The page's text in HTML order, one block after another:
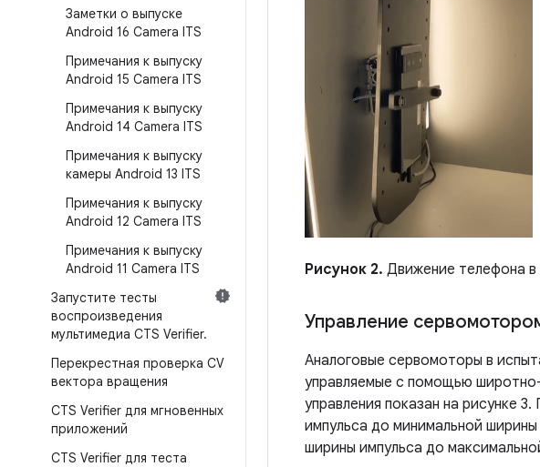
Заметки о выпуске
Android 16 Camera ITS
Примечания к выпуску
Android 15 Camera ITS
Примечания к выпуску
Android 14 Camera ITS
Примечания к выпуску
камеры Android 13 ITS
Примечания к выпуску
Android 12 Camera ITS
Примечания к выпуску
Android 11 Camera ITS
Запустите тесты
воспроизведения
мультимедиа CTS Verifier.
Перекрестная проверка CV
вектора вращения
CTS Verifier для мгновенных
приложений
CTS Verifier для теста
Рисунок 2. Движение телефона в
Управление
Аналоговые сервомоторы в
управляемые с помощью
управления показан на рисунке
импульса до минимальной
ширины импульса до